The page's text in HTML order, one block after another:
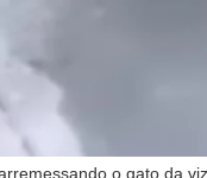
o gato da